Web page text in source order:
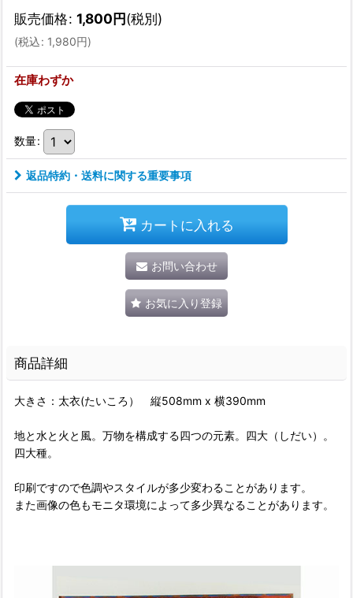
販売価格: 1,800円(税別)
(税込: 1,980円)
在庫わずか
数量:
返品特約・送料に関する重要事項
カートに入れる
お問い合わせ
お気に入り登録
商品詳細
大きさ：太衣(たいころ） 縦508mm x 横390mm
地と水と火と風。万物を構成する四つの元素。四大（しだい）。
四大種。
印刷ですので色調やスタイルが多少変わることがあります。
また画像の色もモニタ環境によって多少異なることがあります。